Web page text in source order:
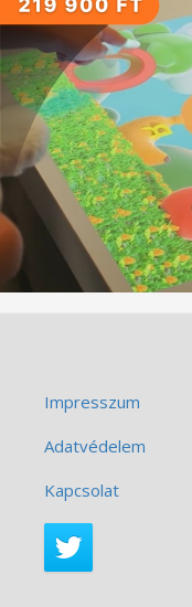
Impresszum
Adatvédelem
Kapcsolat